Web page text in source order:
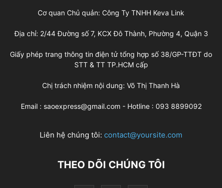
Cơ quan Chủ quản: Công Ty TNHH Keva Link
Địa chỉ: 2/44 Đường số 7, KCX Đô Thành, Phường 4, Quận 3
Giấy phép trang thông tin điện tử tổng hợp số 38/GP-TTĐT do
STT & TT TP.HCM cấp
Chị trách nhiệm nội dung: Võ Thị Thanh Hà
Email : saoexpress@gmail.com - Hotline : 093 8899092
Liên hệ chúng tôi: contact@yoursite.com
THEO DÕI CHÚNG TÔI